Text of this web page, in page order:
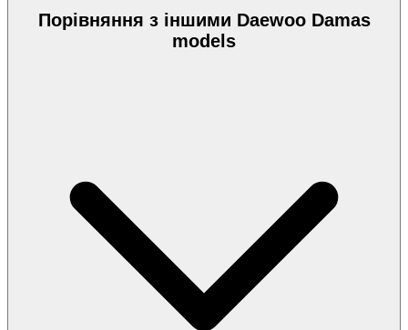
Порівняння з іншими Daewoo Damas
models